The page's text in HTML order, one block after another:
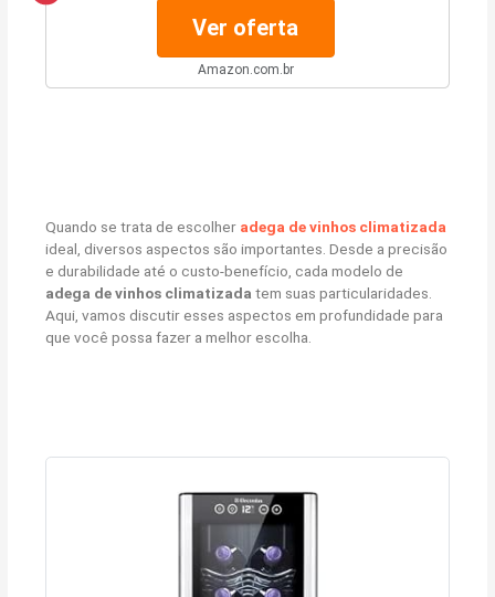
Ver oferta
Amazon.com.br
Quando se trata de escolher adega de vinhos climatizada
ideal, diversos aspectos são importantes. Desde a precisão
e durabilidade até o custo-benefício, cada modelo de
adega de vinhos climatizada tem suas particularidades.
Aqui, vamos discutir esses aspectos em profundidade para
que você possa fazer a melhor escolha.